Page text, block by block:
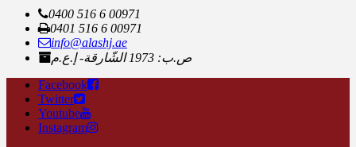
0400 516 6 00971
0401 516 6 00971
info@alashj.ae
ص.ب: 1973 الشّارقة- إ.ع.م
Facebook
Twitter
Youtube
Instagram